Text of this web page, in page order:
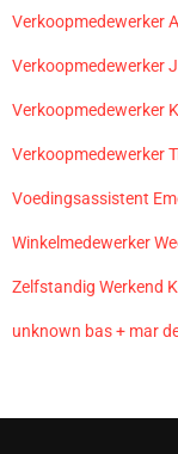
Verkoopmedewerker
Verkoopmedewerker
Verkoopmedewerker
Verkoopmedewerker
Voedingsassistent
Winkelmedewerker
Zelfstandig Werkend
unknown bas + mar